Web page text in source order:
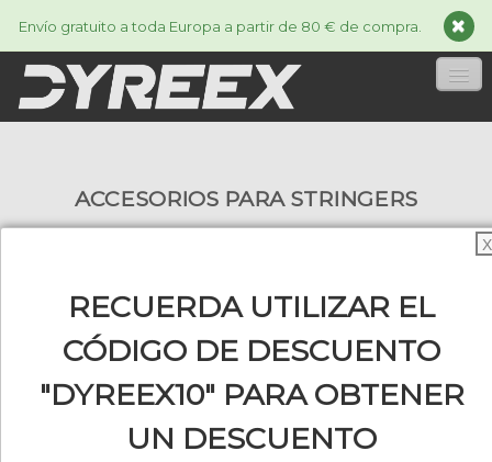
Envío gratuito a toda Europa a partir de 80 € de compra.
CORDAJES▼
INFORMACIÓN ▼
ACCESORIOS PARA STRINGERS
Aquí tienes algunos accesorios para las
máquinas de encordar raquetas de tenis o para
personalizar tu raqueta.
X
RECUERDA UTILIZAR EL
CÓDIGO DE DESCUENTO
"DYREEX10" PARA OBTENER
UN DESCUENTO